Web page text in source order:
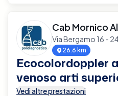
Cab Mornico
Via Bergamo 16 -
26.6 km
Ecocolordoppler
venoso arti
Vedi altre prestazioni